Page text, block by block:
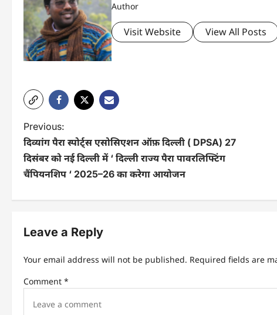
Author
Visit Website View All Posts
P
o
s
a
v
i
Previous:
दिव्यांग पैरा स्पोर्ट्स एसोसिएशन ऑफ़ दिल्ली ( DPSA) 27
दिसंबर को नई दिल्ली में ‘ दिल्ली राज्य पैरा पावरलिफ्टिंग
चैंपियनशिप ‘ 2025–26 का करेगा आयोजन
Leave a Reply
Your email address will not be published. Required fields are
Comment *